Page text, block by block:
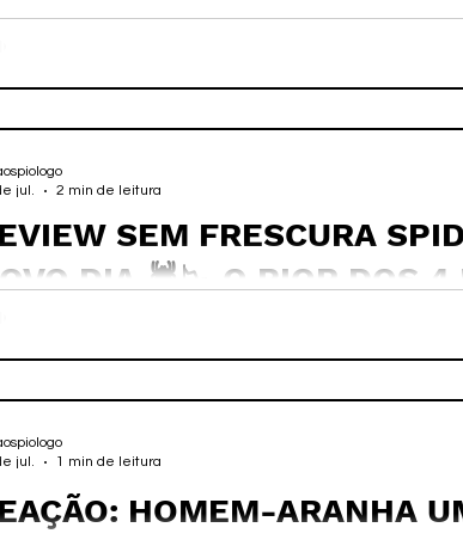
O HOMEM-
SEM FRESCURA
DIA 🕷️📉 O PIOR DOS 4
ARANHA?!
jul.
2 min de leitura
HOMEM-ARANHA
jul.
1 min de leitura